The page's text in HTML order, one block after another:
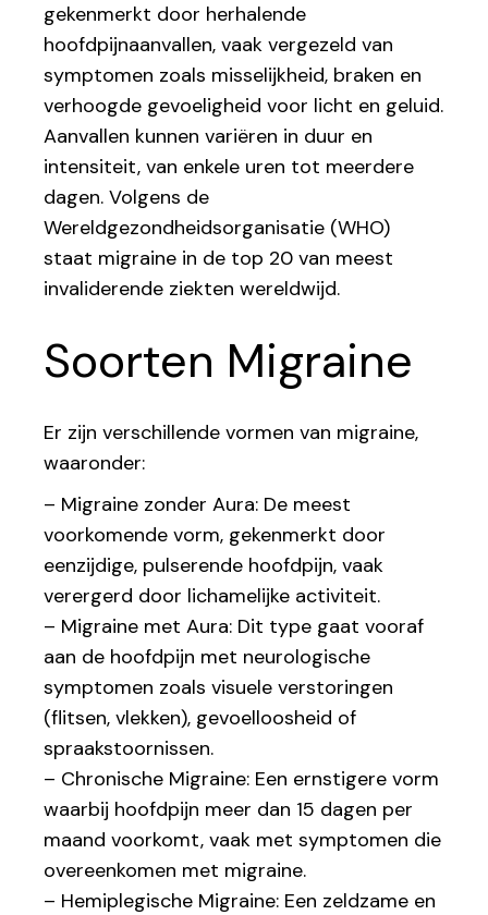
gekenmerkt door herhalende
hoofdpijnaanvallen, vaak vergezeld van
symptomen zoals misselijkheid, braken en
verhoogde gevoeligheid voor licht en geluid.
Aanvallen kunnen variëren in duur en
intensiteit, van enkele uren tot meerdere
dagen. Volgens de
Wereldgezondheidsorganisatie (WHO)
staat migraine in de top 20 van meest
invaliderende ziekten wereldwijd.
Soorten Migraine
Er zijn verschillende vormen van migraine,
waaronder:
– Migraine zonder Aura: De meest
voorkomende vorm, gekenmerkt door
eenzijdige, pulserende hoofdpijn, vaak
verergerd door lichamelijke activiteit.
– Migraine met Aura: Dit type gaat vooraf
aan de hoofdpijn met neurologische
symptomen zoals visuele verstoringen
(flitsen, vlekken), gevoelloosheid of
spraakstoornissen.
– Chronische Migraine: Een ernstigere vorm
waarbij hoofdpijn meer dan 15 dagen per
maand voorkomt, vaak met symptomen die
overeenkomen met migraine.
– Hemiplegische Migraine: Een zeldzame en